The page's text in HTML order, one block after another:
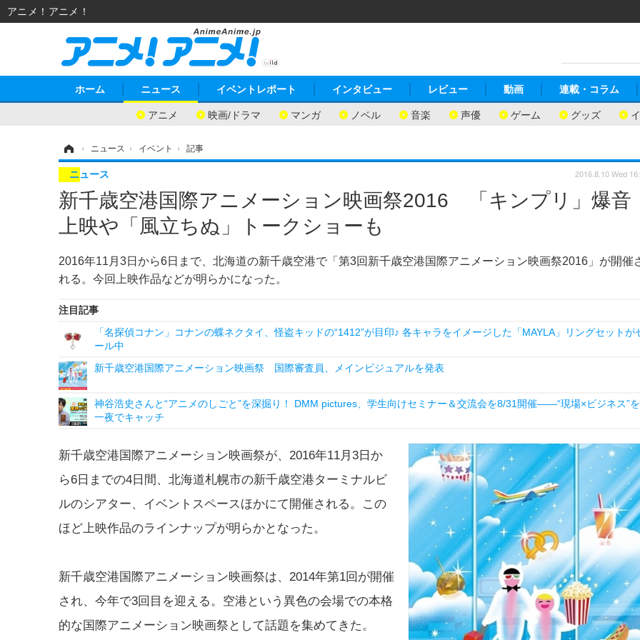
ホーム ニュース
アニメ 映画/ドラマ マンガ ノベル 音楽 声優 ゲーム グッズ
イベントレポート インタビュー レビュー 動画 連載・コラム
› ニュース › イベント › 記事
新千歳空港国際アニメーション映画祭2016 「キンプリ」爆音
上映や「風立ちぬ」トークショーも
2016年11月3日から6日まで、北海道の新千歳空港で「第3回新千歳空港国際アニメーション映画祭2016」が開催
れる。今回上映作品などが明らかになった。
ニュース 2016.8.10 Wed
注目記事
「名探偵コナン」コナンの蝶ネクタイ、怪盗キッドの“1412”が目印♪ 各キャラをイメージした「MAYLA」リングセットが
ール中
新千歳空港国際アニメーション映画祭 国際審査員、メインビジュアルを発表
神谷浩史さんと“アニメのしごと”を深掘り！ DMM pictures、学生向けセミナー＆交流会を8/31開催――“現場×ビジネス”を
一夜でキャッチ
新千歳空港国際アニメーション映画祭が、2016年11月3日か
ら6日までの4日間、北海道札幌市の新千歳空港ターミナルビ
ルのシアター、イベントスペースほかにて開催される。この
ほど上映作品のラインナップが明らかとなった。
新千歳空港国際アニメーション映画祭は、2014年第1回が開催
され、今年で3回目を迎える。空港という異色の会場での本格
的な国際アニメーション映画祭として話題を集めてきた。
アニメ！アニメ！